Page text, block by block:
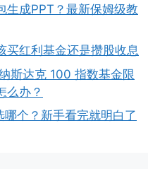
生成PPT？最新保姆级教
买红利基金还是攒股收息
斯达克 100 指数基金限
么办？
哪个？新手看完就明白了